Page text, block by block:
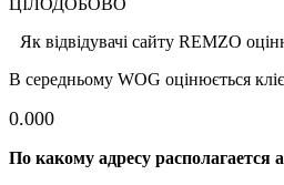
ЦІЛОДОБОВО
Як відвідувачі сайту REMZO
В середньому WOG оцінюється
0.000
По какому адресу располагается